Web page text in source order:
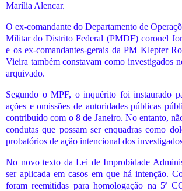
Marília Alencar.
O ex-comandante do Departamento de
Militar do Distrito Federal (PMDF) coronel
e os ex-comandantes-gerais da PM Klepter
Vieira também constavam como investigados
arquivado.
Segundo o MPF, o inquérito foi instaurado
ações e omissões de autoridades públicas
contribuído com o 8 de Janeiro. No entanto,
condutas que possam ser enquadras como
probatórios de ação intencional dos
No novo texto da Lei de Improbidade
ser aplicada em casos em que há intenção.
foram reemitidas para homologação na 5ª